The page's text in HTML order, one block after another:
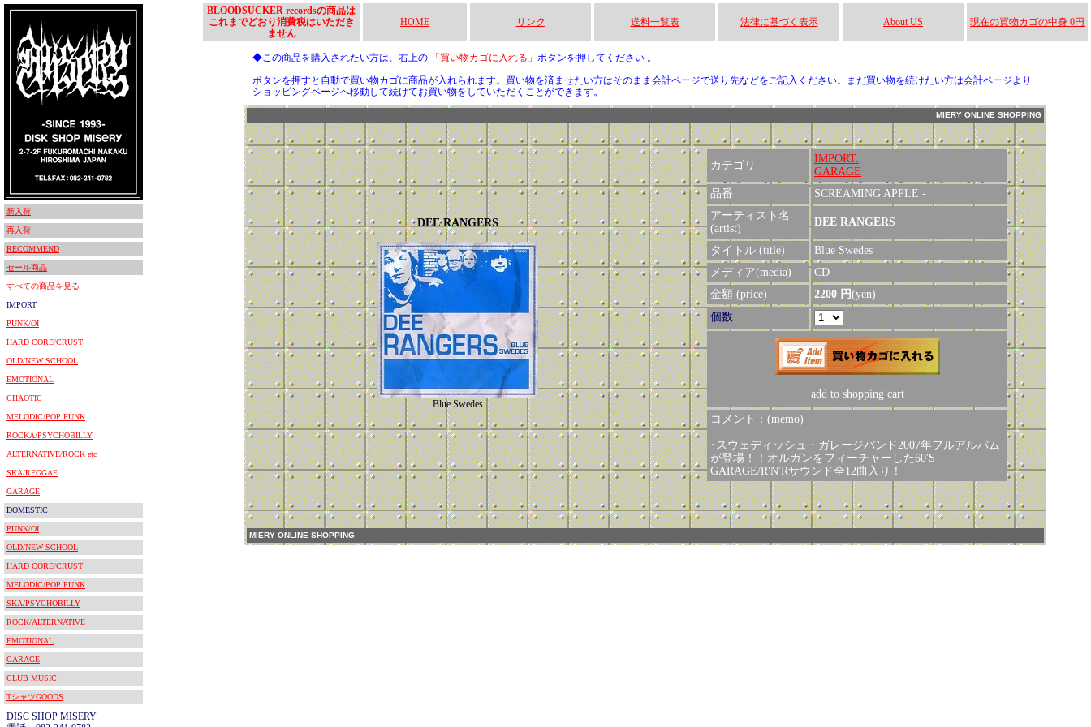
新入荷
再入荷
RECOMMEND
セール商品
すべての商品を見る
IMPORT
PUNK/OI
HARD CORE/CRUST
OLD/NEW SCHOOL
EMOTIONAL
CHAOTIC
MELODIC/POP PUNK
ROCKA/PSYCHOBILLY
ALTERNATIVE/ROCK etc
SKA/REGGAE
GARAGE
DOMESTIC
PUNK/OI
OLD/NEW SCHOOL
HARD CORE/CRUST
MELODIC/POP PUNK
SKA/PSYCHOBILLY
ROCK/ALTERNATIVE
EMOTIONAL
GARAGE
CLUB MUSIC
TシャツGOODS
DISC SHOP MISERY
BLOODSUCKER recordsの商品は
これまでどおり消費税はいただき
ません
HOME リンク 送料一覧表 法律に基づく表示 About US 現在の買物カゴの中身 0円
◆この商品を購入されたい方は、右上の 「買い物カゴに入れる」 ボタンを押してください 。
ボタンを押すと自動で買い物カゴに商品が入れられます。買い物を済ませたい方はそのまま会計ページで送り先などをご記入ください。まだ買い物を続けたい方は会計ページより
ショッピングページへ移動して続けてお買い物をしていただくことができます。
MIERY ONLINE SHOPPING
DEE RANGERS
Blue Swedes
カテゴリ
IMPORT:
GARAGE
品番
SCREAMING APPLE -
アーティスト名
(artist)
DEE RANGERS
タイトル (title)
Blue Swedes
メディア(media)
CD
金額 (price)
2200 円(yen)
個数
add to shopping cart
コメント：(memo)
･スウェディッシュ・ガレージバンド2007年フルアルバム
が登場！！オルガンをフィーチャーした60'S
GARAGE/R'N'Rサウンド全12曲入り！
MIERY ONLINE SHOPPING